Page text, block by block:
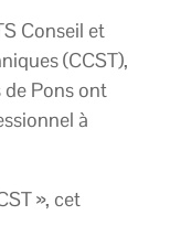
Conseil et
(CCST),
Pons ont
à
», cet